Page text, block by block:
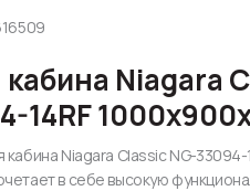
Niagara
14RF
Niagara Classic NG-33094-
в себе высокую